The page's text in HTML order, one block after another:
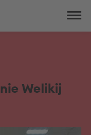
Welikij